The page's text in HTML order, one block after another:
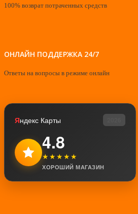
100% возврат потраченных средств
ОНЛАЙН ПОДДЕРЖКА 24/7
Ответы на вопросы в режиме онлайн
Яндекс Карты
4.8
★★★★★
ХОРОШИЙ МАГАЗИН